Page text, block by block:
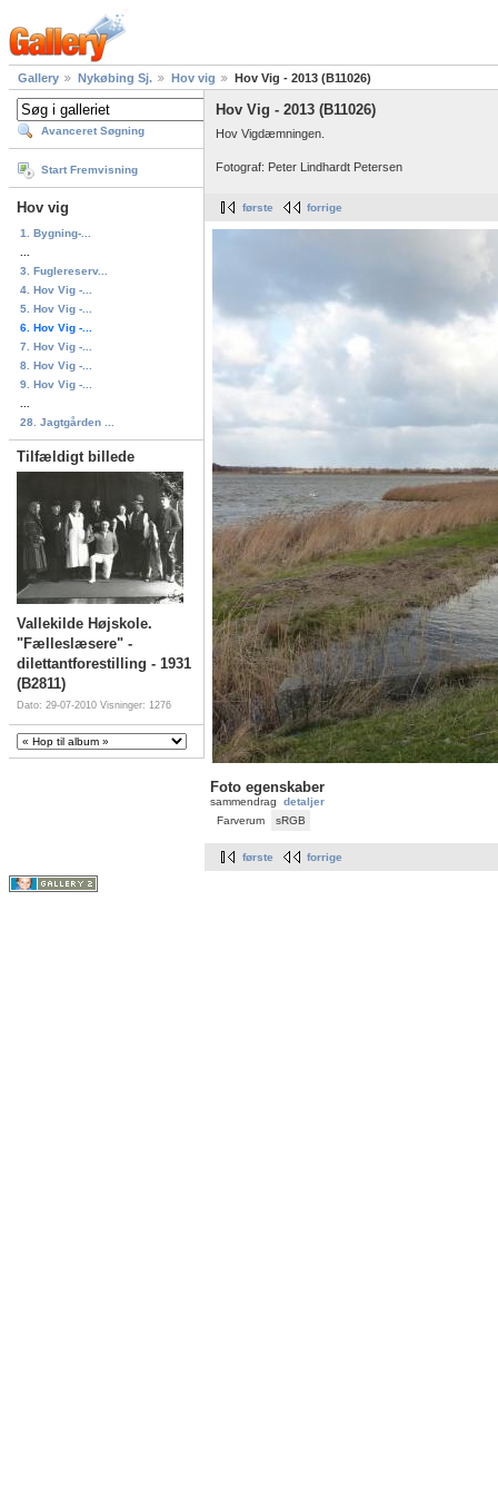
Gallery Nykøbing Sj. Hov vig Hov Vig - 2013 (B11026)
Avanceret Søgning
Start Fremvisning
Hov vig
1. Bygning-...
3. Fuglereserv...
4. Hov Vig -...
5. Hov Vig -...
6. Hov Vig -...
7. Hov Vig -...
8. Hov Vig -...
9. Hov Vig -...
28. Jagtgården ...
Tilfældigt billede
Vallekilde Højskole.
"Fælleslæsere" -
dilettantforestilling - 1931
(B2811)
Dato: 29-07-2010 Visninger: 1276
Hov Vig - 2013 (B11026)
Hov Vigdæmningen.
Fotograf: Peter Lindhardt Petersen
første forrige
Foto egenskaber
sammendrag detaljer
Farverum
sRGB
første forrige